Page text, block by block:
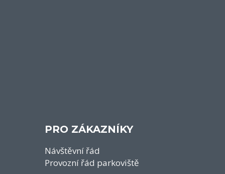
PRO ZÁKAZNÍKY
Návštěvní řád
Provozní řád parkoviště